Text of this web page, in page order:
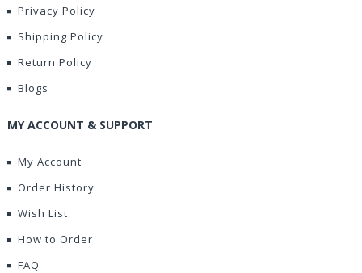
Privacy Policy
Shipping Policy
Return Policy
Blogs
MY ACCOUNT & SUPPORT
My Account
Order History
Wish List
How to Order
FAQ